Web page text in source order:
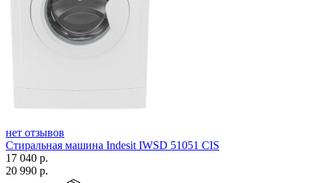
нет отзывов
Стиральная машина Indesit IWSD 51051 CIS
17 040 р.
20 990 р.